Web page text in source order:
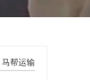
马帮运输